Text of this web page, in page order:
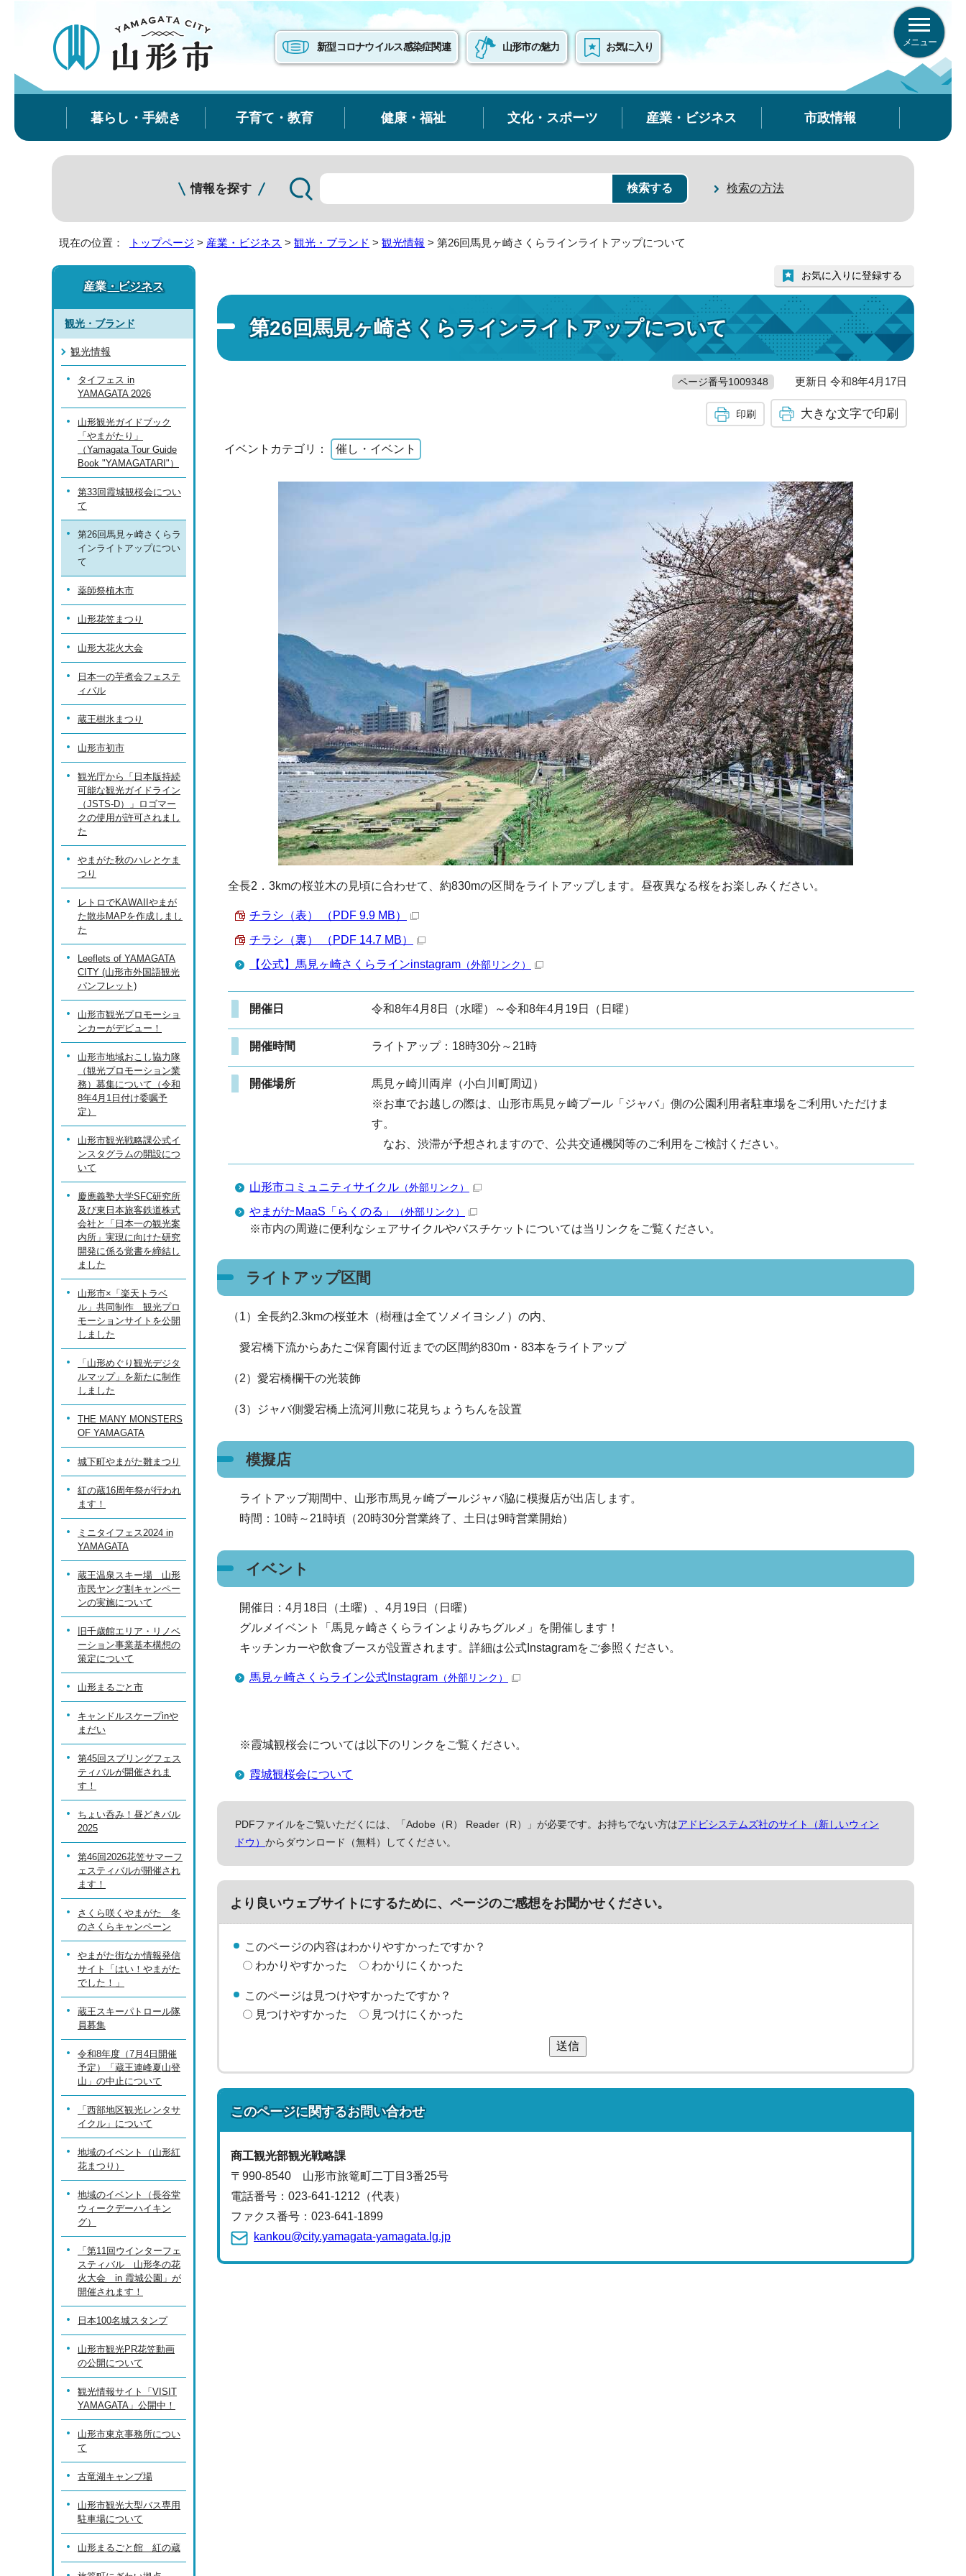
新型コロナウイルス感染症関連 山形市の魅力 お気に入り メニュー
暮らし・手続き 子育て・教育 健康・福祉 文化・スポーツ 産業・ビジネス 市政情報
情報を探す 検索の方法
現在の位置： トップページ > 産業・ビジネス > 観光・ブランド > 観光情報 > 第26回馬見ヶ崎さくらラインライトアップについて
第26回馬見ヶ崎さくらラインライトアップについて
お気に入りに登録する
ページ番号1009348 更新日 令和8年4月17日
印刷 大きな文字で印刷
イベントカテゴリ： 催し・イベント
全長2．3kmの桜並木の見頃に合わせて、約830mの区間をライトアップします。昼夜異なる桜をお楽しみください。
チラシ（表） （PDF 9.9 MB）
チラシ（裏） （PDF 14.7 MB）
【公式】馬見ヶ崎さくらラインinstagram （外部リンク）
開催日 令和8年4月8日（水曜）～令和8年4月19日（日曜）
開催時間 ライトアップ：18時30分～21時
開催場所
馬見ヶ崎川両岸（小白川町周辺）
※お車でお越しの際は、山形市馬見ヶ崎プール「ジャバ」側の公園利用者駐車場をご利用いただけま
す。
なお、渋滞が予想されますので、公共交通機関等のご利用をご検討ください。
山形市コミュニティサイクル （外部リンク）
やまがたMaaS「らくのる」 （外部リンク）
※市内の周遊に便利なシェアサイクルやバスチケットについては当リンクをご覧ください。
ライトアップ区間
（1）全長約2.3kmの桜並木（樹種は全てソメイヨシノ）の内、
愛宕橋下流からあたご保育園付近までの区間約830m・83本をライトアップ
（2）愛宕橋欄干の光装飾
（3）ジャバ側愛宕橋上流河川敷に花見ちょうちんを設置
模擬店
ライトアップ期間中、山形市馬見ヶ崎プールジャバ脇に模擬店が出店します。
時間：10時～21時頃（20時30分営業終了、土日は9時営業開始）
イベント
開催日：4月18日（土曜）、4月19日（日曜）
グルメイベント「馬見ヶ崎さくらラインよりみちグルメ」を開催します！
キッチンカーや飲食ブースが設置されます。詳細は公式Instagramをご参照ください。
馬見ヶ崎さくらライン公式Instagram （外部リンク）
※霞城観桜会については以下のリンクをご覧ください。
霞城観桜会について
PDFファイルをご覧いただくには、「Adobe（R） Reader（R）」が必要です。お持ちでない方はアドビシステムズ社のサイト（新しいウィン
ドウ） からダウンロード（無料）してください。
より良いウェブサイトにするために、ページのご感想をお聞かせください。
このページの内容はわかりやすかったですか？
わかりやすかった
わかりにくかった
このページは見つけやすかったですか？
見つけやすかった
見つけにくかった
送信
このページに関するお問い合わせ
商工観光部観光戦略課
〒990-8540 山形市旅篭町二丁目3番25号
電話番号： 023-641-1212（代表）
ファクス番号：023-641-1899
kankou@city.yamagata-yamagata.lg.jp
産業・ビジネス
観光・ブランド
観光情報
タイフェス in
YAMAGATA 2026
山形観光ガイドブック
「やまがたり」
（Yamagata Tour Guide
Book "YAMAGATARI"）
第33回霞城観桜会につい
て
第26回馬見ヶ崎さくらラ
インライトアップについ
て
薬師祭植木市
山形花笠まつり
山形大花火大会
日本一の芋煮会フェステ
ィバル
蔵王樹氷まつり
山形市初市
観光庁から「日本版持続
可能な観光ガイドライン
（JSTS-D）」ロゴマー
クの使用が許可されまし
た
やまがた秋のハレとケま
つり
レトロでKAWAIIやまが
た散歩MAPを作成しまし
た
Leeflets of YAMAGATA
CITY (山形市外国語観光
パンフレット)
山形市観光プロモーショ
ンカーがデビュー！
山形市地域おこし協力隊
（観光プロモーション業
務）募集について（令和
8年4月1日付け委嘱予
定）
山形市観光戦略課公式イ
ンスタグラムの開設につ
いて
慶應義塾大学SFC研究所
及び東日本旅客鉄道株式
会社と「日本一の観光案
内所」実現に向けた研究
開発に係る覚書を締結し
ました
山形市×「楽天トラベ
ル」共同制作 観光プロ
モーションサイトを公開
しました
「山形めぐり観光デジタ
ルマップ」を新たに制作
しました
THE MANY MONSTERS
OF YAMAGATA
城下町やまがた雛まつり
紅の蔵16周年祭が行われ
ます！
ミニタイフェス2024 in
YAMAGATA
蔵王温泉スキー場 山形
市民ヤング割キャンペー
ンの実施について
旧千歳館エリア・リノベ
ーション事業基本構想の
策定について
山形まるごと市
キャンドルスケープinや
まだい
第45回スプリングフェス
ティバルが開催されま
す！
ちょい呑み！昼どきバル
2025
第46回2026花笠サマーフ
ェスティバルが開催され
ます！
さくら咲くやまがた 冬
のさくらキャンペーン
やまがた街なか情報発信
サイト「はい！やまがた
でした！」
蔵王スキーパトロール隊
員募集
令和8年度（7月4日開催
予定）「蔵王連峰夏山登
山」の中止について
「西部地区観光レンタサ
イクル」について
地域のイベント（山形紅
花まつり）
地域のイベント（長谷堂
ウィークデーハイキン
グ）
「第11回ウインターフェ
スティバル 山形冬の花
火大会 in 霞城公園」が
開催されます！
日本100名城スタンプ
山形市観光PR花笠動画
の公開について
観光情報サイト「VISIT
YAMAGATA」公開中！
山形市東京事務所につい
て
古竜湖キャンプ場
山形市観光大型バス専用
駐車場について
山形まるごと館 紅の蔵